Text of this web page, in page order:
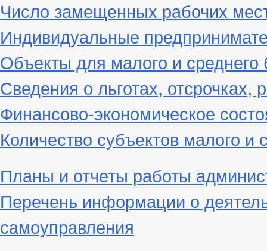
Число замещенных рабочих
Индивидуальные
Объекты для малого и среднего
Сведения о льготах, отсрочках,
Финансово-экономическое
Количество субъектов малого и
Планы и отчеты работы
Перечень информации о
самоуправления